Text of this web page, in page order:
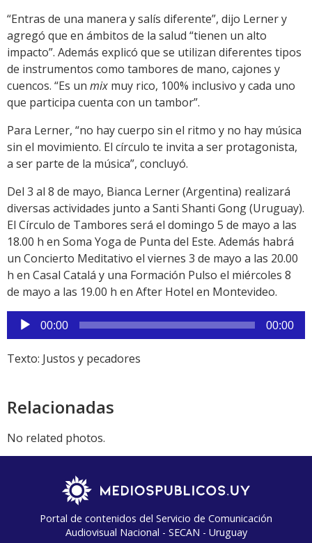
“Entras de una manera y salís diferente”, dijo Lerner y
agregó que en ámbitos de la salud “tienen un alto
impacto”. Además explicó que se utilizan diferentes tipos
de instrumentos como tambores de mano, cajones y
cuencos. “Es un mix muy rico, 100% inclusivo y cada uno
que participa cuenta con un tambor”.
Para Lerner, “no hay cuerpo sin el ritmo y no hay música
sin el movimiento. El círculo te invita a ser protagonista,
a ser parte de la música”, concluyó.
Del 3 al 8 de mayo, Bianca Lerner (Argentina) realizará
diversas actividades junto a Santi Shanti Gong (Uruguay).
El Círculo de Tambores será el domingo 5 de mayo a las
18.00 h en Soma Yoga de Punta del Este. Además habrá
un Concierto Meditativo el viernes 3 de mayo a las 20.00
h en Casal Catalá y una Formación Pulso el miércoles 8
de mayo a las 19.00 h en After Hotel en Montevideo.
Reproductor
de
audio
00:00 00:00
Texto: Justos y pecadores
Relacionadas
No related photos.
Portal de contenidos del Servicio de Comunicación
Audiovisual Nacional - SECAN - Uruguay